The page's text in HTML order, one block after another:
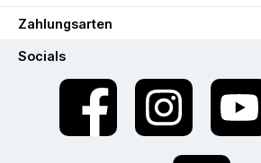
Zahlungsarten
Socials
Facebook Instagram YouTube